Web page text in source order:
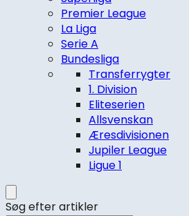
Premier League
La Liga
Serie A
Bundesliga
Transferrygter
1. Division
Eliteserien
Allsvenskan
Æresdivisionen
Jupiler League
Ligue 1
Søg efter artikler